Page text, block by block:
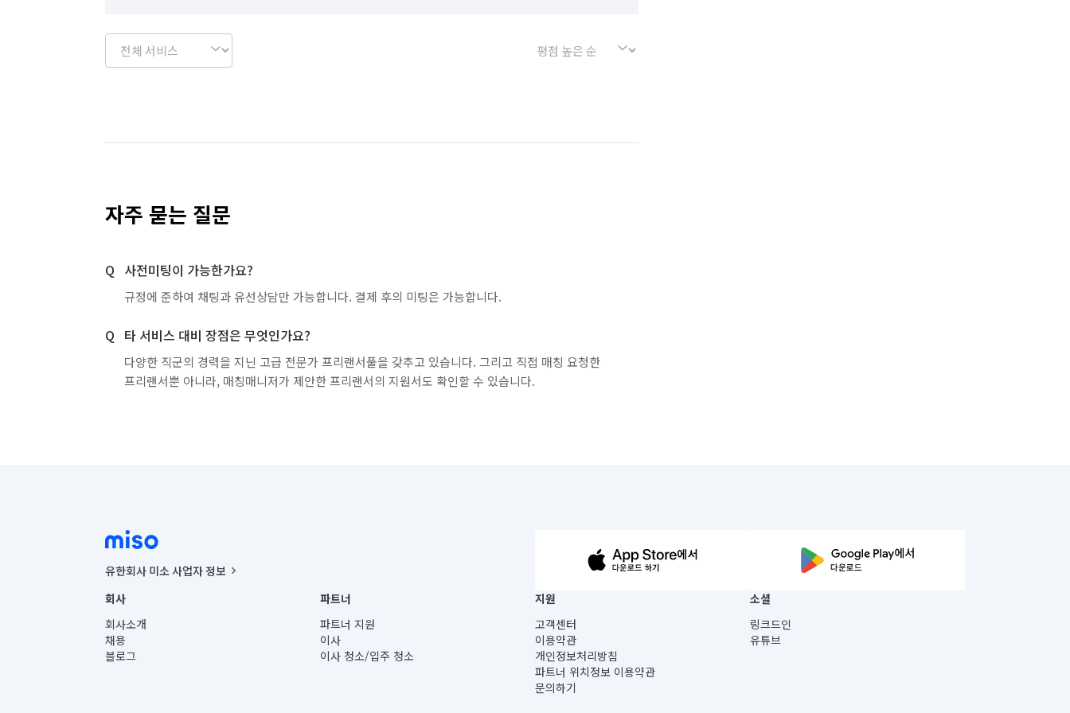
자주 묻는 질문
사전미팅이 가능한가요?
규정에 준하여 채팅과 유선상담만 가능합니다. 결제 후의 미팅은 가능합니다.
타 서비스 대비 장점은 무엇인가요?
다양한 직군의 경력을 지닌 고급 전문가 프리랜서풀을 갖추고 있습니다. 그리고 직접 매칭 요청한
프리랜서뿐 아니라, 매칭매니저가 제안한 프리랜서의 지원서도 확인할 수 있습니다.
유한회사 미소 사업자 정보
사업자등록번호 : 291-87-00271 | 인허가번호 : 2016-3220163-14-5-00019 |
통신판매신고번호 : 2024-서울종로-1400(공정거래위원회 정보) |
대표이사 : CHING VICTOR COLUMBIA RHEE
주소 | 본사: 서울특별시 종로구 율곡로 6(중학동, 트윈트리빌딩) B동 5층
컨택센터 : 서울특별시 종로구 수송동 율곡로 24, 7층, 8층 미소
회사
회사소개
채용
블로그
파트너
파트너 지원
이사
이사 청소/입주 청소
지원
고객센터
이용약관
개인정보처리방침
파트너 위치정보 이용약관
문의하기
소셜
링크드인
유튜브